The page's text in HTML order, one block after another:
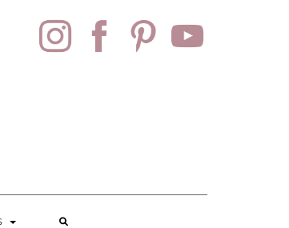
SOCIAL
MEDIA